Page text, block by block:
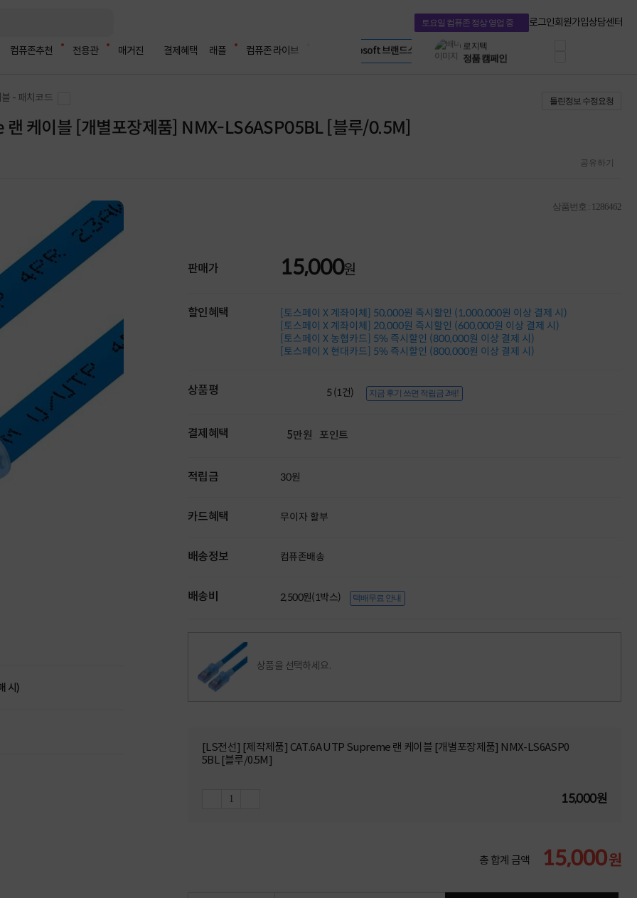
토요일 컴퓨존 정상 영업 중 로그인회원가입상담센터
컴퓨존추천 전용관 매거진 결제혜택 래플 컴퓨존 라이브
LG gram & 브랜드스토어
Microsoft 브랜드스토어
Apple 기업전용관
Dell 구매 찬스
프로 에센셜
타협 없는 게이밍
HP OMEN
MSI 공유기
적립금 3% 페이백
시스코 스위칭허브
누적 금액 별
- 패치코드 틀린정보 수정요청
케이블 [개별포장제품] NMX-LS6ASP05BL [블루/0.5M]
공유하기
시)
상품번호 : 1286462
판매가 15,000원
할인혜택
[토스페이 X 계좌이체] 50,000원 즉시할인 (1,000,000원 이상 결제 시)
[토스페이 X 계좌이체] 20,000원 즉시할인 (600,000원 이상 결제 시)
[토스페이 X 농협카드] 5% 즉시할인 (800,000원 이상 결제 시)
[토스페이 X 현대카드] 5% 즉시할인 (800,000원 이상 결제 시)
상품평 5 (1건) 지금 후기 쓰면 적립금 2배!
결제혜택 5만원 포인트
적립금 30원
카드혜택 무이자 할부
배송정보 컴퓨존배송
배송비 2,500원(1박스) 택배무료 안내
상품을 선택하세요.
[LS전선] [제작제품] CAT.6A UTP Supreme 랜 케이블 [개별포장제품] NMX-LS6ASP0
5BL [블루/0.5M]
15,000원
총 합계 금액 15,000원